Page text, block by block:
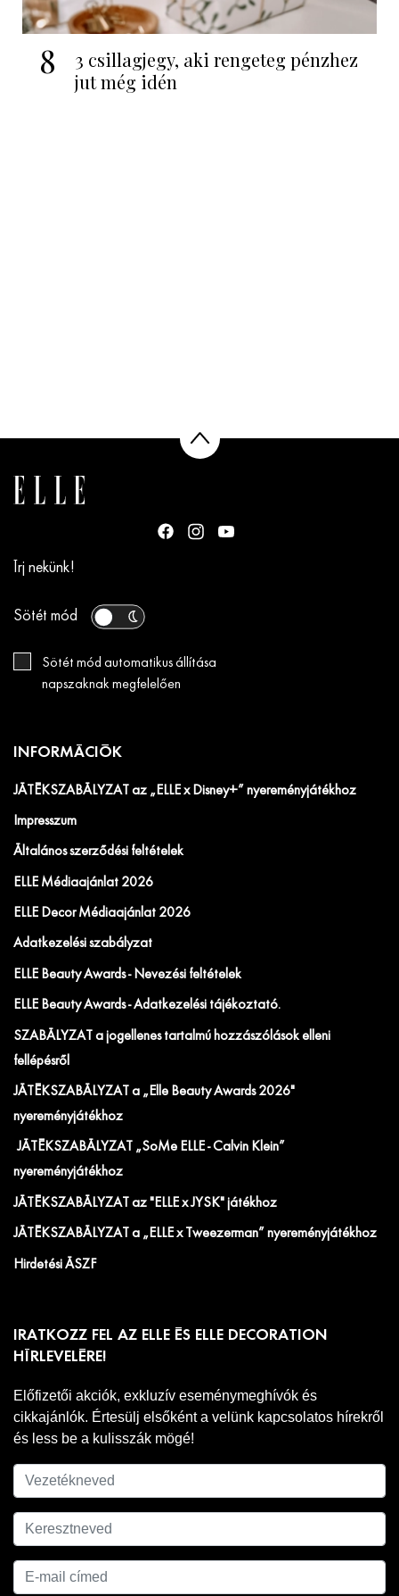
8
3 csillagjegy, aki rengeteg pénzhez
jut még idén
Írj nekünk!
Sötét mód
Sötét mód automatikus állítása
napszaknak megfelelően
INFORMÁCIÓK
JÁTÉKSZABÁLYZAT az „ELLE x Disney+” nyereményjátékhoz
Impresszum
Általános szerződési feltételek
ELLE Médiaajánlat 2026
ELLE Decor Médiaajánlat 2026
Adatkezelési szabályzat
ELLE Beauty Awards - Nevezési feltételek
ELLE Beauty Awards - Adatkezelési tájékoztató.
SZABÁLYZAT a jogellenes tartalmú hozzászólások elleni
fellépésről
JÁTÉKSZABÁLYZAT a „Elle Beauty Awards 2026"
nyereményjátékhoz
JÁTÉKSZABÁLYZAT „SoMe ELLE - Calvin Klein”
nyereményjátékhoz
JÁTÉKSZABÁLYZAT az "ELLE x JYSK" játékhoz
JÁTÉKSZABÁLYZAT a „ELLE x Tweezerman” nyereményjátékhoz
Hirdetési ÁSZF
IRATKOZZ FEL AZ ELLE ÉS ELLE DECORATION
HÍRLEVELÉRE!
Előfizetői akciók, exkluzív eseménymeghívók és
cikkajánlók. Értesülj elsőként a velünk kapcsolatos hírekről
és less be a kulisszák mögé!